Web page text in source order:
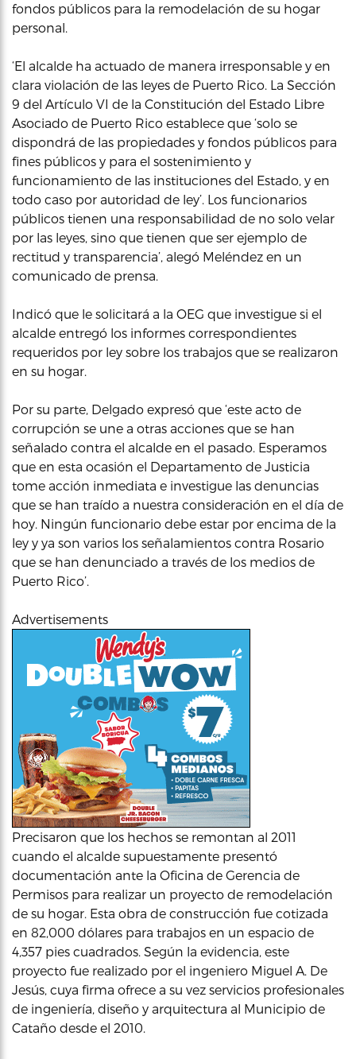
fondos públicos para la remodelación de su hogar
personal.
‘El alcalde ha actuado de manera irresponsable y en
clara violación de las leyes de Puerto Rico. La Sección
9 del Artículo VI de la Constitución del Estado Libre
Asociado de Puerto Rico establece que ‘solo se
dispondrá de las propiedades y fondos públicos para
fines públicos y para el sostenimiento y
funcionamiento de las instituciones del Estado, y en
todo caso por autoridad de ley’. Los funcionarios
públicos tienen una responsabilidad de no solo velar
por las leyes, sino que tienen que ser ejemplo de
rectitud y transparencia’, alegó Meléndez en un
comunicado de prensa.
Indicó que le solicitará a la OEG que investigue si el
alcalde entregó los informes correspondientes
requeridos por ley sobre los trabajos que se realizaron
en su hogar.
Por su parte, Delgado expresó que ‘este acto de
corrupción se une a otras acciones que se han
señalado contra el alcalde en el pasado. Esperamos
que en esta ocasión el Departamento de Justicia
tome acción inmediata e investigue las denuncias
que se han traído a nuestra consideración en el día de
hoy. Ningún funcionario debe estar por encima de la
ley y ya son varios los señalamientos contra Rosario
que se han denunciado a través de los medios de
Puerto Rico’.
Advertisements
Precisaron que los hechos se remontan al 2011
cuando el alcalde supuestamente presentó
documentación ante la Oficina de Gerencia de
Permisos para realizar un proyecto de remodelación
de su hogar. Esta obra de construcción fue cotizada
en 82,000 dólares para trabajos en un espacio de
4,357 pies cuadrados. Según la evidencia, este
proyecto fue realizado por el ingeniero Miguel A. De
Jesús, cuya firma ofrece a su vez servicios profesionales
de ingeniería, diseño y arquitectura al Municipio de
Cataño desde el 2010.